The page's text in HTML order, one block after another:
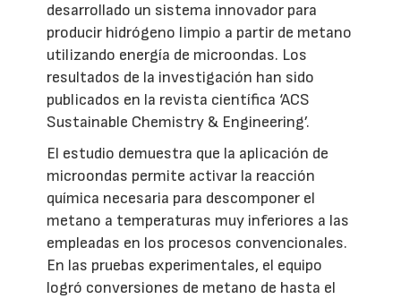
desarrollado un sistema innovador para
producir hidrógeno limpio a partir de metano
utilizando energía de microondas. Los
resultados de la investigación han sido
publicados en la revista científica ‘ACS
Sustainable Chemistry & Engineering’.
El estudio demuestra que la aplicación de
microondas permite activar la reacción
química necesaria para descomponer el
metano a temperaturas muy inferiores a las
empleadas en los procesos convencionales.
En las pruebas experimentales, el equipo
logró conversiones de metano de hasta el